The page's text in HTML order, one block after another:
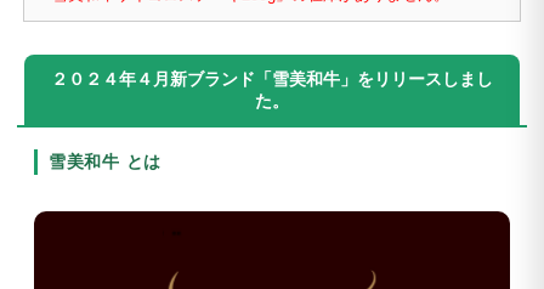
２０２４年４月新ブランド「雪美和牛」をリリースしまし
た。
雪美和牛 とは